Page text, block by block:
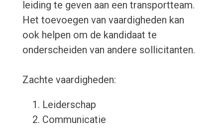
leiding te geven aan een transportteam.
Het toevoegen van vaardigheden kan
ook helpen om de kandidaat te
onderscheiden van andere sollicitanten.
Zachte vaardigheden:
Leiderschap
Communicatie